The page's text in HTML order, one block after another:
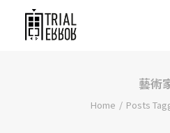
藝術
Home Posts